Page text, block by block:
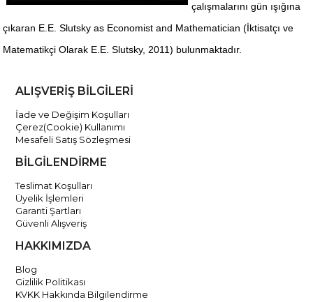
çalışmalarını gün ışığına
çıkaran E.E. Slutsky as Economist and Mathematician (İktisatçı ve
Matematikçi Olarak E.E. Slutsky, 2011) bulunmaktadır.
ALIŞVERİŞ BİLGİLERİ
İade ve Değişim Koşulları
Çerez(Cookie) Kullanımı
Mesafeli Satış Sözleşmesi
BİLGİLENDİRME
Teslimat Koşulları
Üyelik İşlemleri
Garanti Şartları
Güvenli Alışveriş
HAKKIMIZDA
Blog
Gizlilik Politikası
KVKK Hakkında Bilgilendirme